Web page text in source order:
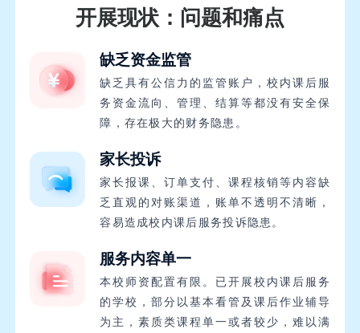
开展现状：问题和痛点
缺乏资金监管
缺乏具有公信力的监管账户，校内课后服
务资金流向、管理、结算等都没有安全保
障，存在极大的财务隐患。
家长投诉
家长报课、订单支付、课程核销等内容缺
乏直观的对账渠道，账单不透明不清晰，
容易造成校内课后服务投诉隐患。
服务内容单一
本校师资配置有限。已开展校内课后服务
的学校，部分以基本看管及课后作业辅导
为主，素质类课程单一或者较少，难以满